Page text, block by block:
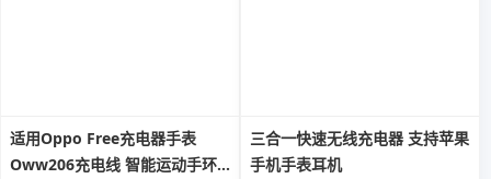
适用Oppo Free充电器手表
Oww206充电线 智能运动手环
三合一快速无线充电器 支持苹果
手机手表耳机